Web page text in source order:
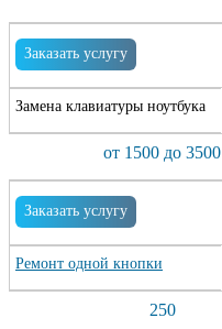
Заказать услугу
Замена клавиатуры ноутбука
от 1500 до 3500
Заказать услугу
Ремонт одной кнопки
250